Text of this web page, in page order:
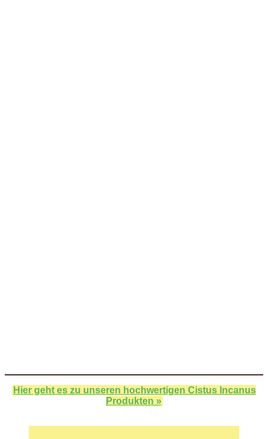
Hier geht es zu unseren hochwertigen Cistus Incanus
Produkten »